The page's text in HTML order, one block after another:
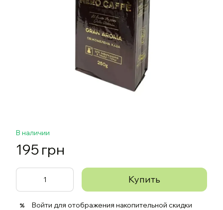
В наличии
195 грн
Купить
% Войти для отображения накопительной скидки